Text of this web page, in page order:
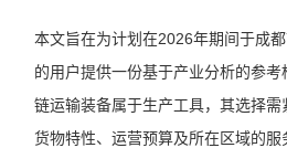
本文旨在为计划在2026年期间于成都
的用户提供一份基于产业分析的参考
链运输装备属于生产工具，其选择需
货物特性、运营预算及所在区域的服